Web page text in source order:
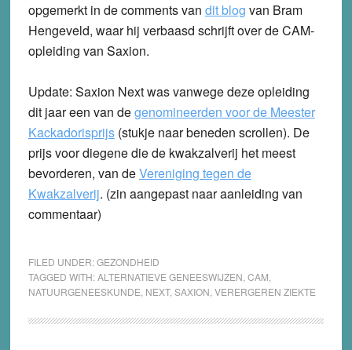
opgemerkt in de comments van dit blog van Bram
Hengeveld, waar hij verbaasd schrijft over de CAM-
opleiding van Saxion.
Update: Saxion Next was vanwege deze opleiding
dit jaar een van degenomineerden voor de Meester
Kackadorisprijs (stukje naar beneden scrollen). De
prijs voor diegene die de kwakzalverij het meest
bevorderen, van deVereniging tegen de
Kwakzalverij. (zin aangepast naar aanleiding van
commentaar)
FILED UNDER:GEZONDHEID
TAGGED WITH:ALTERNATIEVE GENEESWIJZEN CAM
NATUURGENEESKUNDE NEXT, SAXION VERERGEREN ZIEKTE